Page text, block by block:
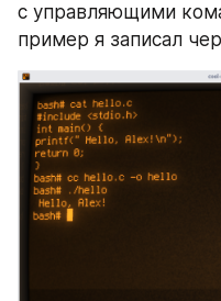
с управляющими
пример я записал